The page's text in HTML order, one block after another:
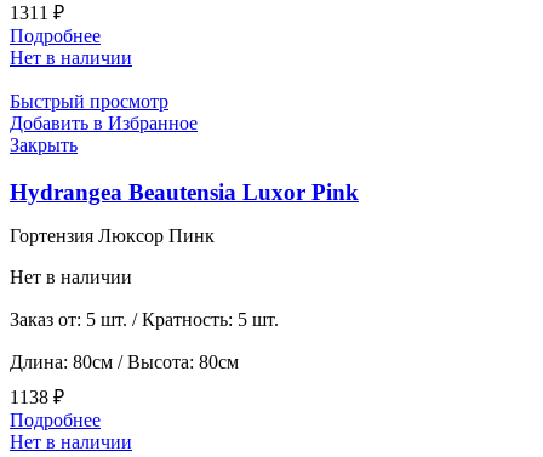
1311 ₽
Подробнее
Нет в наличии
Быстрый просмотр
Добавить в Избранное
Закрыть
Hydrangea Beautensia Luxor Pink
Гортензия Люксор Пинк
Нет в наличии
Заказ от: 5 шт. / Кратность: 5 шт.
Длина: 80см / Высота: 80см
1138 ₽
Подробнее
Нет в наличии